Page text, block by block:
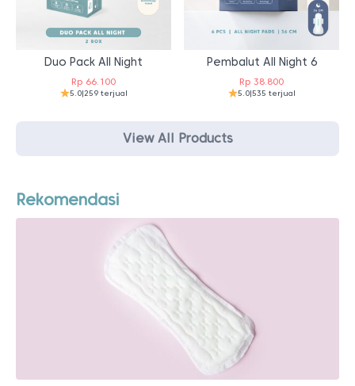
Duo Pack All Night
Rp 66.100
5.0|259 terjual
Pembalut All Night 6
Rp 38.800
5.0|535 terjual
View All Products
Rekomendasi